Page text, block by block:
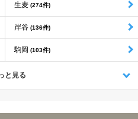
生麦 (274件)
岸谷 (136件)
駒岡 (103件)
と見る